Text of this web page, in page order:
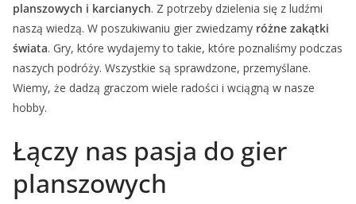
planszowych i karcianych. Z potrzeby dzielenia się z ludźmi
naszą wiedzą. W poszukiwaniu gier zwiedzamy różne zakątki
świata. Gry, które wydajemy to takie, które poznaliśmy podczas
naszych podróży. Wszystkie są sprawdzone, przemyślane.
Wiemy, że dadzą graczom wiele radości i wciągną w nasze
hobby.
Łączy nas pasja do gier
planszowych